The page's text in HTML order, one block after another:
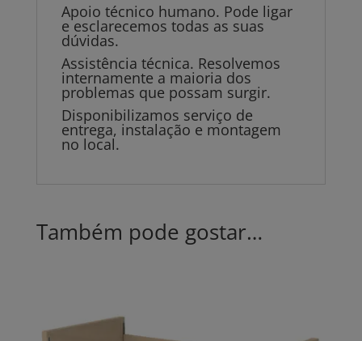
Apoio técnico humano. Pode ligar
e esclarecemos todas as suas
dúvidas.
Assistência técnica. Resolvemos
internamente a maioria dos
problemas que possam surgir.
Disponibilizamos serviço de
entrega, instalação e montagem
no local.
Também pode gostar…